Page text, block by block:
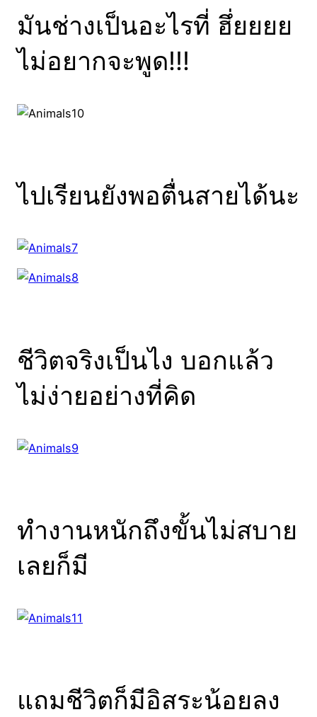
มันช่างเป็นอะไรที่ ฮึ่ยยยย
ไม่อยากจะพูด!!!
ไปเรียนยังพอตื่นสายได้นะ
ชีวิตจริงเป็นไง บอกแล้ว
ไม่ง่ายอย่างที่คิด
ทำงานหนักถึงขั้นไม่สบาย
เลยก็มี
แถมชีวิตก็มีอิสระน้อยลง